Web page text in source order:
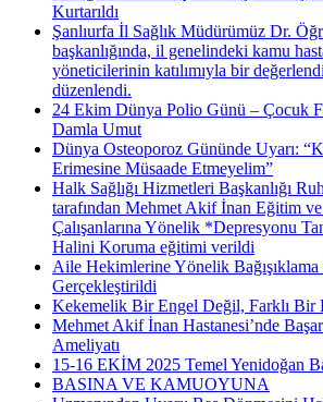
Kurtarıldı
Şanlıurfa İl Sağlık Müdürümüz Dr.
başkanlığında, il genelindeki kamu
yöneticilerinin katılımıyla bir
düzenlendi.
24 Ekim Dünya Polio Günü – Çocuk
Damla Umut
Dünya Osteoporoz Gününde Uyarı:
Erimesine Müsaade Etmeyelim”
Halk Sağlığı Hizmetleri Başkanlığı
tarafından Mehmet Akif İnan Eğitim ve
Çalışanlarına Yönelik *Depresyonu
Halini Koruma eğitimi verildi
Aile Hekimlerine Yönelik
Gerçekleştirildi
Kekemelik Bir Engel Değil, Farklı Bir
Mehmet Akif İnan Hastanesi’nde
Ameliyatı
15-16 EKİM 2025 Temel Yenidoğan
BASINA VE KAMUOYUNA